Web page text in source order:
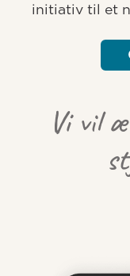
initiativ til et
Vi vil